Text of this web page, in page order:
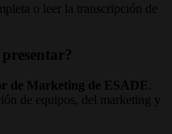
o leer la transcripción de
de Marketing de ESADE
de equipos, del marketing y